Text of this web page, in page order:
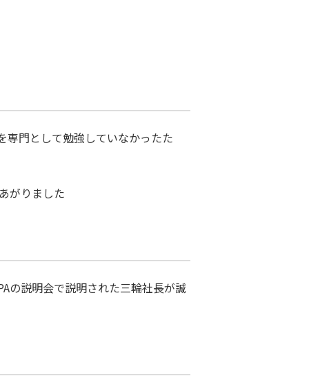
専門として勉強していなかったた
がりました
の説明会で説明された三輪社長が誠